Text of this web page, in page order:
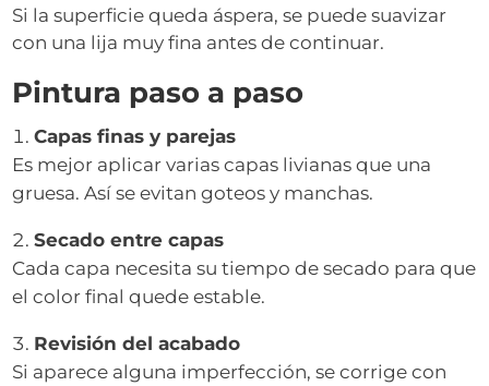
Si la superficie queda áspera, se puede suavizar
con una lija muy fina antes de continuar.
Pintura paso a paso
Capas finas y parejas
Es mejor aplicar varias capas livianas que una
gruesa. Así se evitan goteos y manchas.
Secado entre capas
Cada capa necesita su tiempo de secado para que
el color final quede estable.
Revisión del acabado
Si aparece alguna imperfección, se corrige con